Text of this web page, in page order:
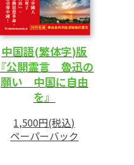
中国語(繁体字)版
『公開霊言 魯迅の
願い 中国に自由
を』
1,500円(税込)
ペーパーバック